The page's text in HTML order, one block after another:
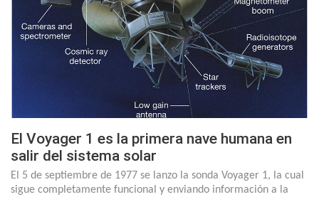
El Voyager 1 es la primera nave humana en
salir del sistema solar
El 5 de septiembre de 1977 se lanzo la sonda Voyager 1, la cual
sigue completamente funcional y enviando información a la